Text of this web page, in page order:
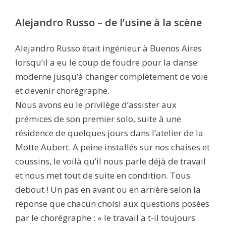
Alejandro Russo – de l’usine à la scène
Alejandro Russo était ingénieur à Buenos Aires
lorsqu’il a eu le coup de foudre pour la danse
moderne jusqu’à changer complètement de voie
et devenir chorégraphe.
Nous avons eu le privilège d’assister aux
prémices de son premier solo, suite à une
résidence de quelques jours dans l’atelier de la
Motte Aubert. A peine installés sur nos chaises et
coussins, le voilà qu’il nous parle déjà de travail
et nous met tout de suite en condition. Tous
debout ! Un pas en avant ou en arrière selon la
réponse que chacun choisi aux questions posées
par le chorégraphe : « le travail a t-il toujours